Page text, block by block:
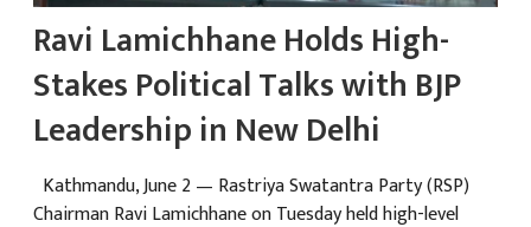
Ravi Lamichhane Holds High-
Stakes Political Talks with BJP
Leadership in New Delhi
Kathmandu, June 2 — Rastriya Swatantra Party (RSP)
Chairman Ravi Lamichhane on Tuesday held high-level